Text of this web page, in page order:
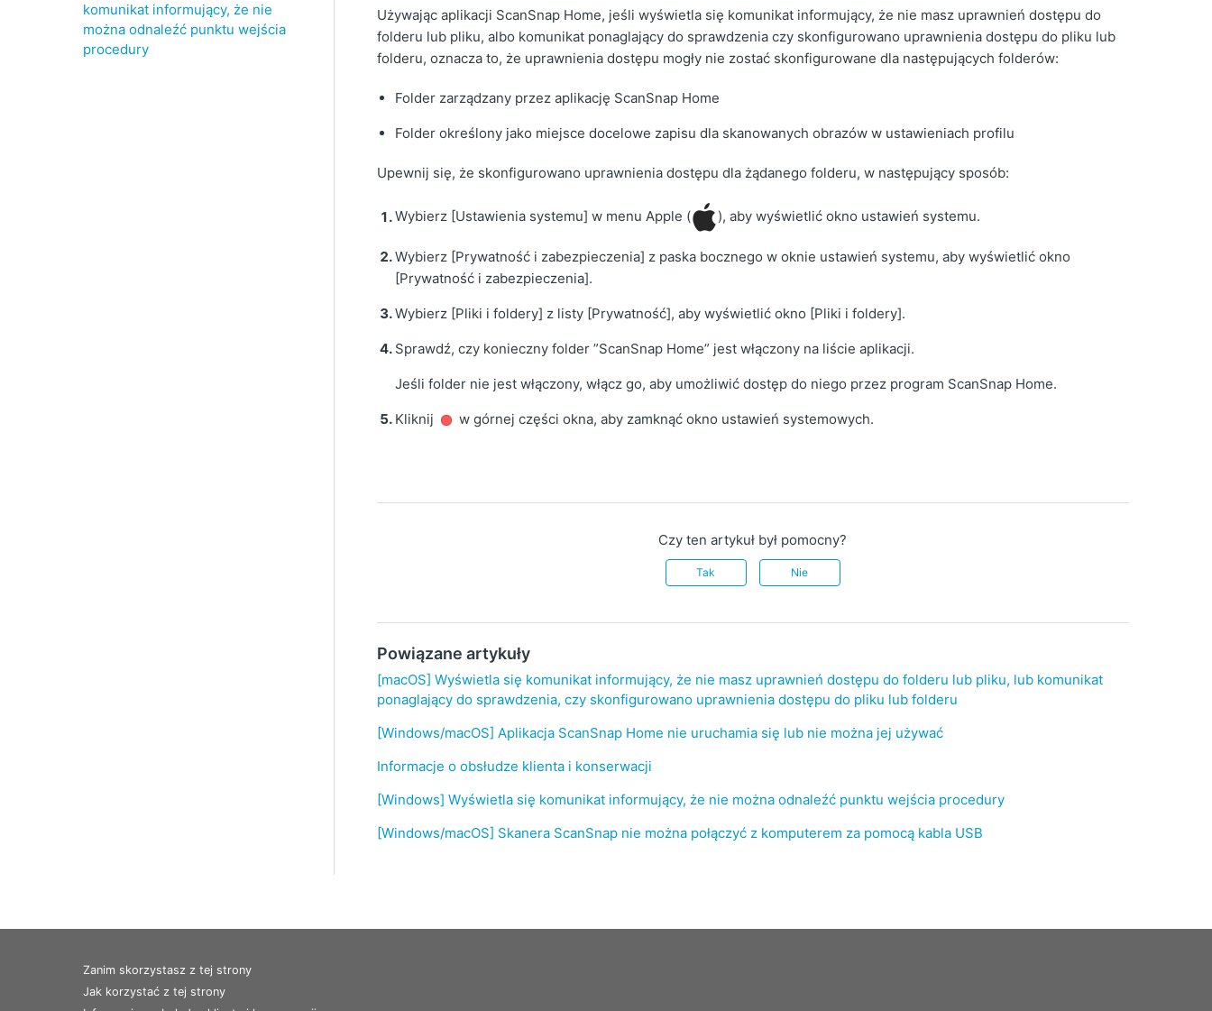
komunikat informujący, że nie
można odnaleźć punktu wejścia
procedury
Używając aplikacji ScanSnap Home, jeśli wyświetla się komunikat informujący, że nie masz uprawnień dostępu do
folderu lub pliku, albo komunikat ponaglający do sprawdzenia czy skonfigurowano uprawnienia dostępu do pliku lub
folderu, oznacza to, że uprawnienia dostępu mogły nie zostać skonfigurowane dla następujących folderów:
Folder zarządzany przez aplikację ScanSnap Home
Folder określony jako miejsce docelowe zapisu dla skanowanych obrazów w ustawieniach profilu
Upewnij się, że skonfigurowano uprawnienia dostępu dla żądanego folderu, w następujący sposób:
Wybierz [Ustawienia systemu] w menu Apple ( ), aby wyświetlić okno ustawień systemu.
Wybierz [Prywatność i zabezpieczenia] z paska bocznego w oknie ustawień systemu, aby wyświetlić okno
[Prywatność i zabezpieczenia].
Wybierz [Pliki i foldery] z listy [Prywatność], aby wyświetlić okno [Pliki i foldery].
Sprawdź, czy konieczny folder ”ScanSnap Home” jest włączony na liście aplikacji.
Jeśli folder nie jest włączony, włącz go, aby umożliwić dostęp do niego przez program ScanSnap Home.
Kliknij w górnej części okna, aby zamknąć okno ustawień systemowych.
Czy ten artykuł był pomocny?
Tak Nie
Powiązane artykuły
[macOS] Wyświetla się komunikat informujący, że nie masz uprawnień dostępu do folderu lub pliku, lub komunikat
ponaglający do sprawdzenia, czy skonfigurowano uprawnienia dostępu do pliku lub folderu
[Windows/macOS] Aplikacja ScanSnap Home nie uruchamia się lub nie można jej używać
Informacje o obsłudze klienta i konserwacji
[Windows] Wyświetla się komunikat informujący, że nie można odnaleźć punktu wejścia procedury
[Windows/macOS] Skanera ScanSnap nie można połączyć z komputerem za pomocą kabla USB
Zanim skorzystasz z tej strony
Jak korzystać z tej strony